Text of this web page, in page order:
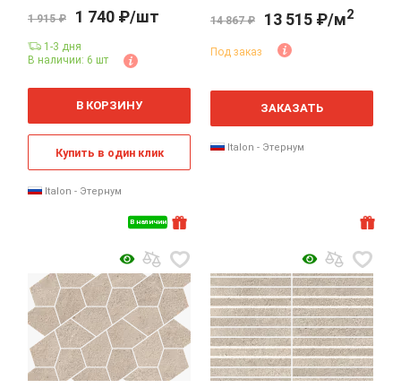
В наличии
1 915 ₽ 1 740 ₽/шт
1-3 дня
В наличии: 6 шт
В КОРЗИНУ
Купить в один клик
Italon - Этернум
14 867 ₽ 13 515 ₽/м2
Под заказ
м
ЗАКАЗАТЬ
Italon - Этернум